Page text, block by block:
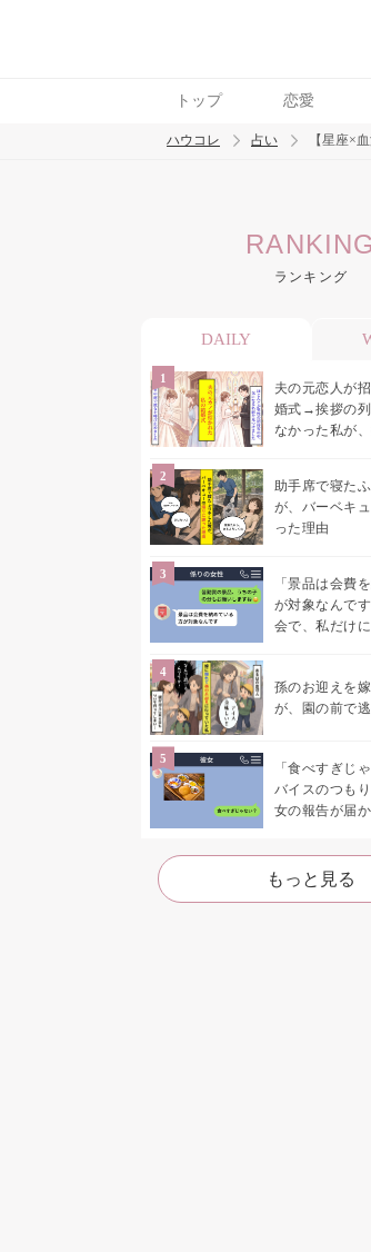
トップ 恋愛
トレンド ワード
ハウコレ 占い 【星座×
RANKING
ランキング
DAILY
夫の元恋人が
婚式→挨拶の
なかった私が
助手席で寝た
が、バーベキ
った理由
「景品は会費
が対象なんで
会で、私だけ
孫のお迎えを
が、園の前で
「食べすぎじ
バイスのつも
女の報告が届
た
もっと見る